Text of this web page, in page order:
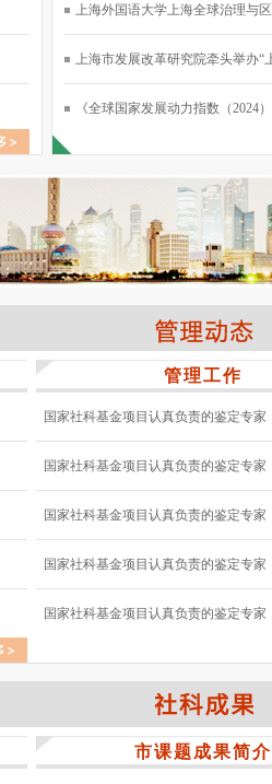
上海外国语大学上海全球治理与
上海市发展改革研究院牵头举办“
《全球国家发展动力指数（2024
管理工作
国家社科基金项目认真负责的鉴定专家
国家社科基金项目认真负责的鉴定专家
国家社科基金项目认真负责的鉴定专家
国家社科基金项目认真负责的鉴定专家
国家社科基金项目认真负责的鉴定专家
市课题成果简介